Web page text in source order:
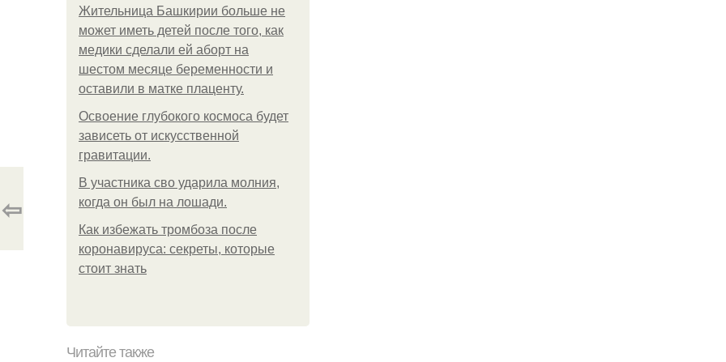
Жительница Башкирии больше не
может иметь детей после того, как
медики сделали ей аборт на
шестом месяце беременности и
оставили в матке плаценту.
Освоение глубокого космоса будет
зависеть от искусственной
гравитации.
В участника сво ударила молния,
когда он был на лошади.
Как избежать тромбоза после
коронавируса: секреты, которые
стоит знать
⇦
Читайте также